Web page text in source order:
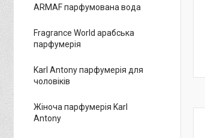
ARMAF парфумована вода
Fragrance World арабська
парфумерія
Karl Antony парфумерія для
чоловіків
Жіноча парфумерія Karl
Antony